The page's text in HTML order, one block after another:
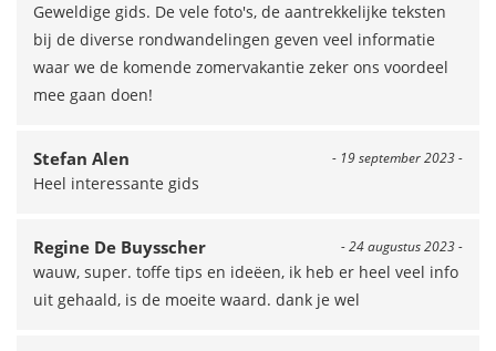
Geweldige gids. De vele foto's, de aantrekkelijke teksten
bij de diverse rondwandelingen geven veel informatie
waar we de komende zomervakantie zeker ons voordeel
mee gaan doen!
- 19 september 2023 -
Stefan Alen
Heel interessante gids
- 24 augustus 2023 -
Regine De Buysscher
wauw, super. toffe tips en ideëen, ik heb er heel veel info
uit gehaald, is de moeite waard. dank je wel